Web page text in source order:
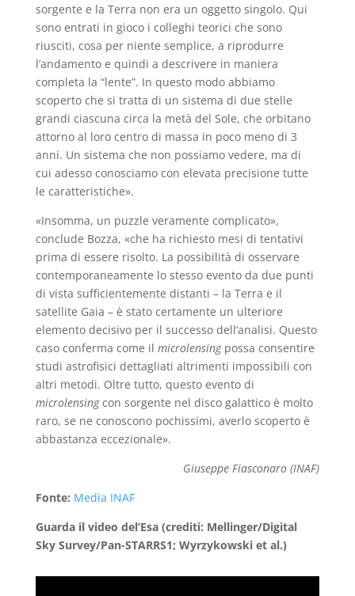
sorgente e la Terra non era un oggetto singolo. Qui
sono entrati in gioco i colleghi teorici che sono
riusciti, cosa per niente semplice, a riprodurre
l’andamento e quindi a descrivere in maniera
completa la “lente”. In questo modo abbiamo
scoperto che si tratta di un sistema di due stelle
grandi ciascuna circa la metà del Sole, che orbitano
attorno al loro centro di massa in poco meno di 3
anni. Un sistema che non possiamo vedere, ma di
cui adesso conosciamo con elevata precisione tutte
le caratteristiche».
«Insomma, un puzzle veramente complicato»,
conclude Bozza, «che ha richiesto mesi di tentativi
prima di essere risolto. La possibilità di osservare
contemporaneamente lo stesso evento da due punti
di vista sufficientemente distanti – la Terra e il
satellite Gaia – è stato certamente un ulteriore
elemento decisivo per il successo dell’analisi. Questo
caso conferma come il microlensingpossa consentire
studi astrofisici dettagliati altrimenti impossibili con
altri metodi. Oltre tutto, questo evento di
microlensingcon sorgente nel disco galattico è molto
raro, se ne conoscono pochissimi, averlo scoperto è
abbastanza eccezionale».
Giuseppe Fiasconaro (INAF)
Fonte: Media INAF
Guarda il video del’Esa (crediti: Mellinger/Digital
Sky Survey/Pan-STARRS1; Wyrzykowski et al.)